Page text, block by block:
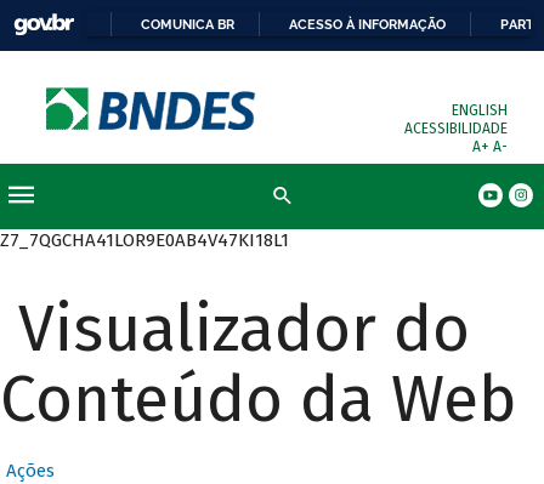
COMUNICA BR ACESSO À INFORMAÇÃO
ENGLISH
ACESSIBILIDADE
A+ A-
Z7_7QGCHA41LOR9E0AB4V47KI18L1
Visualizador do
Conteúdo da Web
Ações